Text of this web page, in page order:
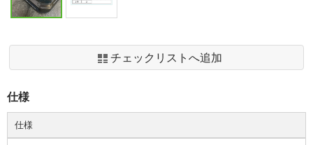
チェックリストへ追加
仕様
仕様